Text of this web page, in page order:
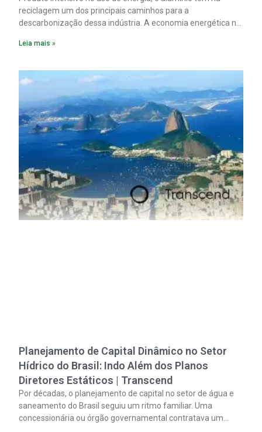
reciclagem um dos principais caminhos para a
descarbonização dessa indústria. A economia energética na
material. A produção de um alumínio mais limpo, no entanto,
insumo, a sucata, devido, sobretudo, ao interesse chinês
pela matéria-prima.
Leia mais »
Planejamento de Capital Dinâmico no Setor
Hídrico do Brasil: Indo Além dos Planos
Diretores Estáticos | Transcend
Por décadas, o planejamento de capital no setor de água e
saneamento do Brasil seguiu um ritmo familiar. Uma
concessionária ou órgão governamental contratava um